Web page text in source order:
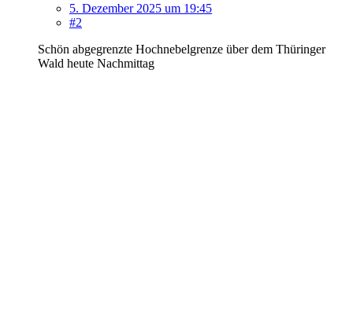
5. Dezember 2025 um 19:45
#2
Schön abgegrenzte Hochnebelgrenze über dem Thüringer
Wald heute Nachmittag